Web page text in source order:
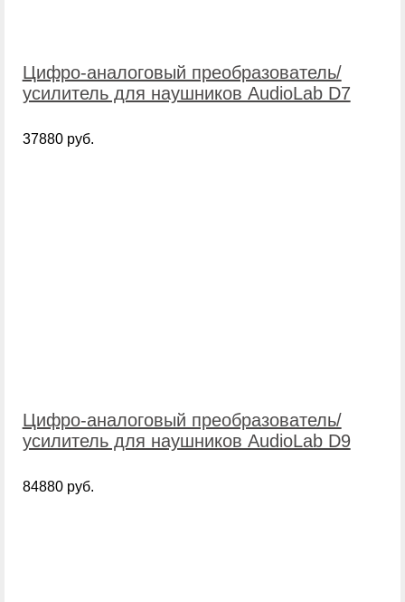
Цифро-аналоговый преобразователь/
усилитель для наушников AudioLab D7
37880 руб.
Цифро-аналоговый преобразователь/
усилитель для наушников AudioLab D9
84880 руб.